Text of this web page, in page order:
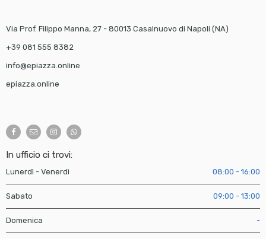
Via Prof. Filippo Manna, 27 - 80013 Casalnuovo di Napoli (NA)
+39 081 555 8382
info@epiazza.online
epiazza.online
In ufficio ci trovi:
Lunerdì - Venerdì 08:00 - 16:00
Sabato 09:00 - 13:00
Domenica -